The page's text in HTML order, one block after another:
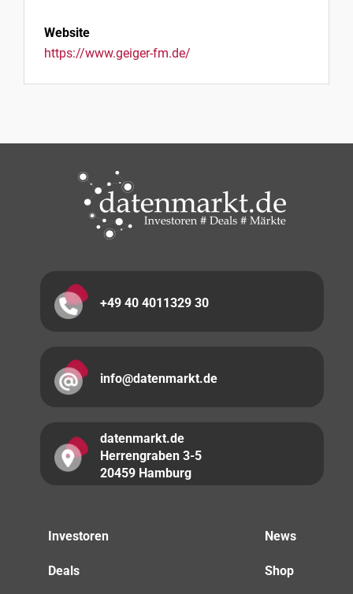
Website
https://www.geiger-fm.de/
+49 40 4011329 30
info@datenmarkt.de
datenmarkt.de
Herrengraben 3-5
20459 Hamburg
Investoren
Deals
News
Shop